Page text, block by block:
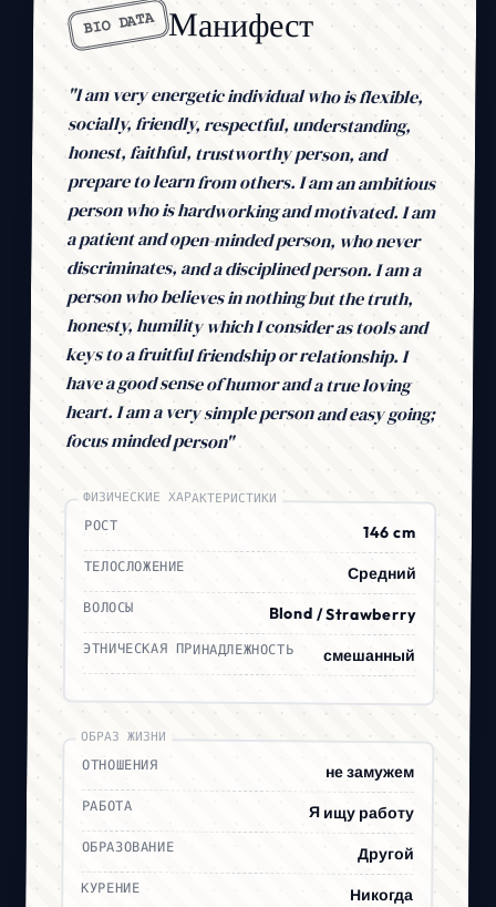
BIO DATA Манифест
"I am very energetic individual who is flexible,
socially, friendly, respectful, understanding,
honest, faithful, trustworthy person, and
prepare to learn from others. I am an ambitious
person who is hardworking and motivated. I am
a patient and open-minded person, who never
discriminates, and a disciplined person. I am a
person who believes in nothing but the truth,
honesty, humility which I consider as tools and
keys to a fruitful friendship or relationship. I
have a good sense of humor and a true loving
heart. I am a very simple person and easy going;
focus minded person"
ФИЗИЧЕСКИЕ ХАРАКТЕРИСТИКИ
РОСТ 146 cm
ТЕЛОСЛОЖЕНИЕ Средний
ВОЛОСЫ Blond / Strawberry
ЭТНИЧЕСКАЯ ПРИНАДЛЕЖНОСТЬ смешанный
ОБРАЗ ЖИЗНИ
ОТНОШЕНИЯ не замужем
РАБОТА Я ищу работу
ОБРАЗОВАНИЕ Другой
КУРЕНИЕ Никогда